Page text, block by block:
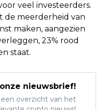
veel investeerders.
de meerderheid van
maken, aangezien
23% rood
staat.
nieuwsbrief!
overzicht van het